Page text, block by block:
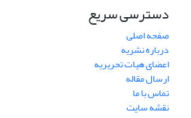
دسترسی سریع
صفحه اصلی
درباره نشریه
اعضای هیات تحریریه
ارسال مقاله
تماس با ما
نقشه سایت